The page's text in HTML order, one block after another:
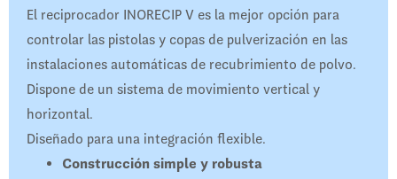
El reciprocador INORECIP V es la mejor opción para
controlar las pistolas y copas de pulverización en las
instalaciones automáticas de recubrimiento de polvo.
Dispone de un sistema de movimiento vertical y
horizontal.
Diseñado para una integración flexible.
Construcción simple y robusta